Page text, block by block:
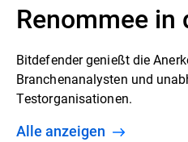
Renommee in
Bitdefender genießt die
Branchenanalysten und
Testorganisationen.
Alle anzeigen